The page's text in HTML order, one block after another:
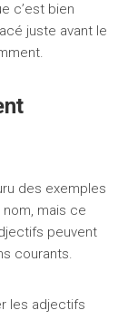
c’est bien
juste avant le
des exemples
mais ce
peuvent
courants.
les adjectifs